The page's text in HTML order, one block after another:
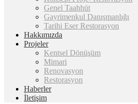
Genel Taahhüt
Gayrimenkul Danışmanlığı
Tarihi Eser Restorasyon
Hakkımızda
Projeler
Kentsel Dönüşüm
Mimari
Renovasyon
Restorasyon
Haberler
İletişim